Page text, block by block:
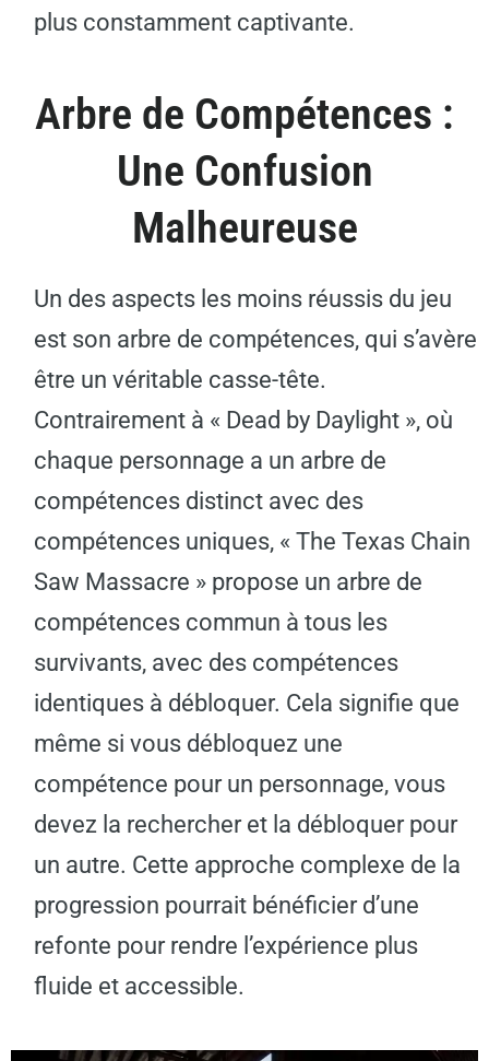
plus constamment captivante.
Arbre de Compétences :
Une Confusion
Malheureuse
Un des aspects les moins réussis du jeu
est son arbre de compétences, qui s’avère
être un véritable casse-tête.
Contrairement à « Dead by Daylight », où
chaque personnage a un arbre de
compétences distinct avec des
compétences uniques, « The Texas Chain
Saw Massacre » propose un arbre de
compétences commun à tous les
survivants, avec des compétences
identiques à débloquer. Cela signifie que
même si vous débloquez une
compétence pour un personnage, vous
devez la rechercher et la débloquer pour
un autre. Cette approche complexe de la
progression pourrait bénéficier d’une
refonte pour rendre l’expérience plus
fluide et accessible.